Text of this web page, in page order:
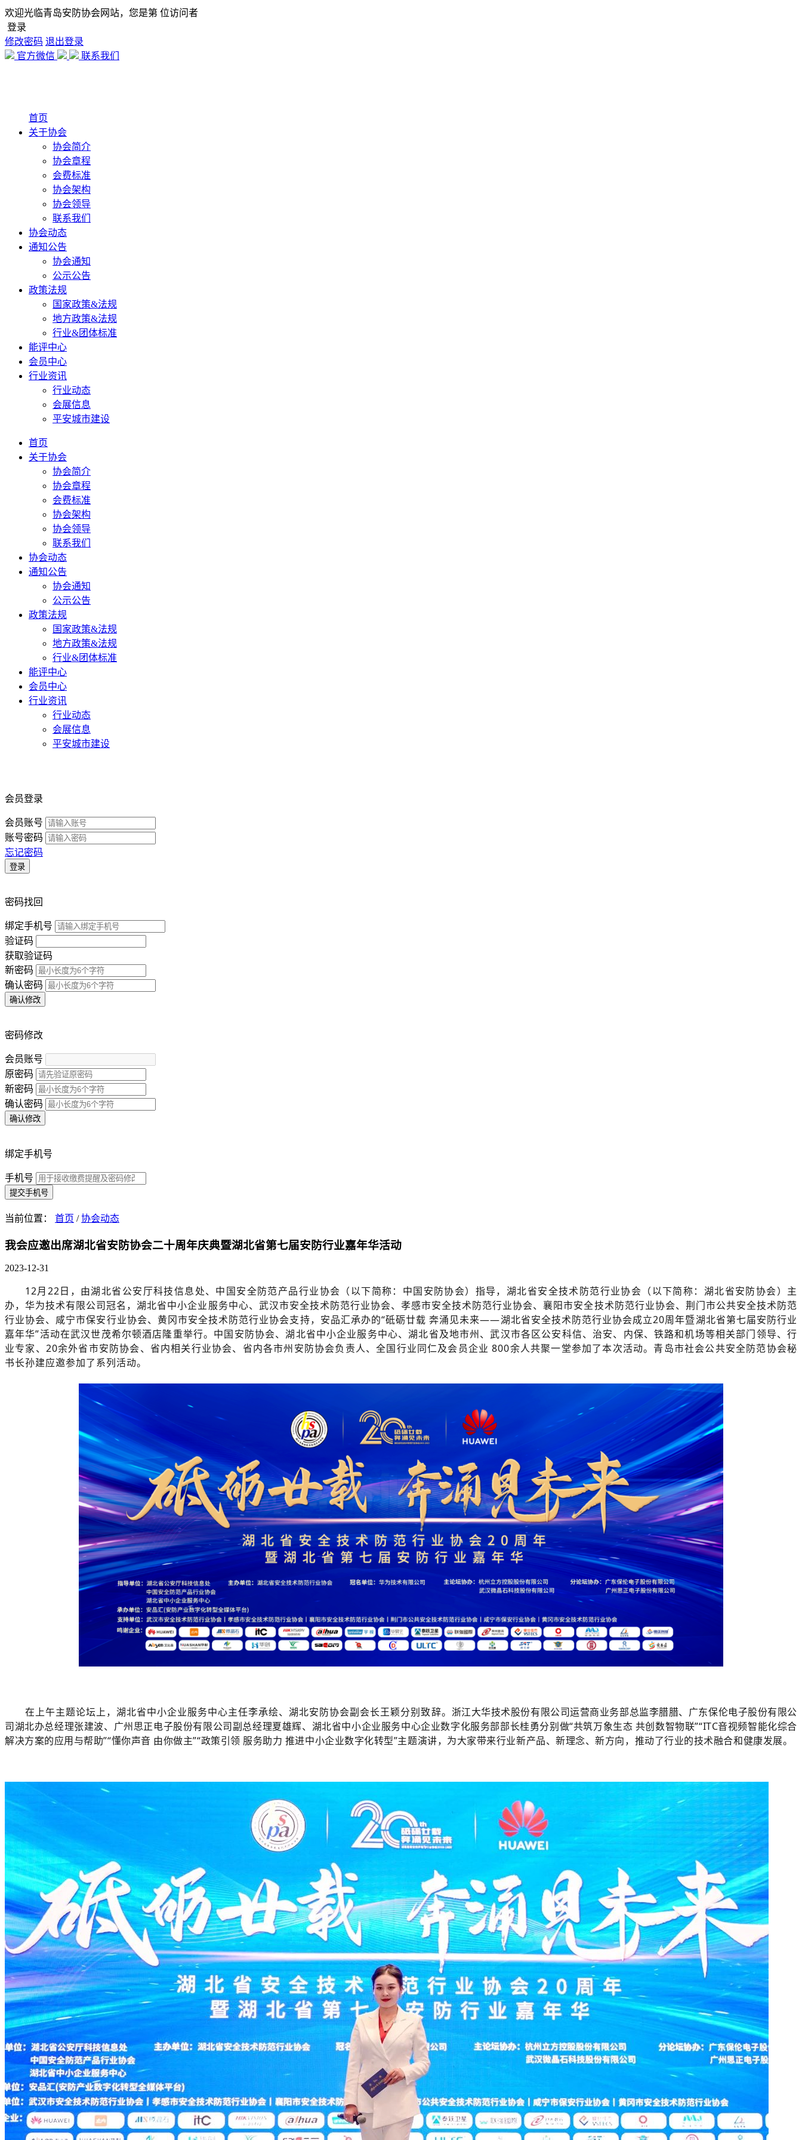
欢迎光临青岛安防协会网站，您是第 位访问者
登录
修改密码 退出登录
官方微信
联系我们
首页
关于协会
协会简介
协会章程
会费标准
协会架构
协会领导
联系我们
协会动态
通知公告
协会通知
公示公告
政策法规
国家政策&法规
地方政策&法规
行业&团体标准
能评中心
会员中心
行业资讯
行业动态
会展信息
平安城市建设
首页
关于协会
协会简介
协会章程
会费标准
协会架构
协会领导
联系我们
协会动态
通知公告
协会通知
公示公告
政策法规
国家政策&法规
地方政策&法规
行业&团体标准
能评中心
会员中心
行业资讯
行业动态
会展信息
平安城市建设
会员登录
会员账号
账号密码
忘记密码
登录
密码找回
绑定手机号
验证码
获取验证码
新密码
确认密码
确认修改
密码修改
会员账号
原密码
新密码
确认密码
确认修改
绑定手机号
手机号
提交手机号
当前位置： 首页 / 协会动态
我会应邀出席湖北省安防协会二十周年庆典暨湖北省第七届安防行业嘉年华活动
2023-12-31
12月22日，由湖北省公安厅科技信息处、中国安全防范产品行业协会（以下简称：中国安防协会）指导，湖北省安全技术防范行业协会（以下简称：湖北省安防协会）主
办，华为技术有限公司冠名，湖北省中小企业服务中心、武汉市安全技术防范行业协会、孝感市安全技术防范行业协会、襄阳市安全技术防范行业协会、荆门市公共安全技术防范
行业协会、咸宁市保安行业协会、黄冈市安全技术防范行业协会支持，安品汇承办的“砥砺廿载 奔涌见未来——湖北省安全技术防范行业协会成立20周年暨湖北省第七届安防行业
嘉年华”活动在武汉世茂希尔顿酒店隆重举行。中国安防协会、湖北省中小企业服务中心、湖北省及地市州、武汉市各区公安科信、治安、内保、铁路和机场等相关部门领导、行
业专家、20余外省市安防协会、省内相关行业协会、省内各市州安防协会负责人、全国行业同仁及会员企业 800余人共聚一堂参加了本次活动。
青岛市社会公共安全防范协会秘
书长孙建应邀参加了系列活动。
在上午主题论坛上，湖北省中小企业服务中心主任李承绘、湖北安防协会副会长王颖分别致辞。 浙江大华技术股份有限公司运营商业务部总监李腊腊、广东保伦电子股份有限公
司湖北办总经理张建波、广州思正电子股份有限公司副总经理夏雄辉、湖北省中小企业服务中心企业数字化服务部部长桂勇分别做“共筑万象生态 共创数智物联”“ITC音视频智能化综合
解决方案的应用与帮助”“懂你声音 由你做主”“政策引领 服务助力 推进中小企业数字化转型”主题演讲，为大家带来行业新产品、新理念、新方向，推动了行业的技术融合和健康发展。